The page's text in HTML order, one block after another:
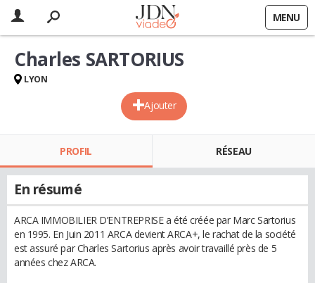
MENU
Ajouter
Charles SARTORIUS
LYON
PROFIL RÉSEAU
En résumé
ARCA IMMOBILIER D’ENTREPRISE a été créée par Marc Sartorius
en 1995. En Juin 2011 ARCA devient ARCA+, le rachat de la société
est assuré par Charles Sartorius après avoir travaillé près de 5
années chez ARCA.